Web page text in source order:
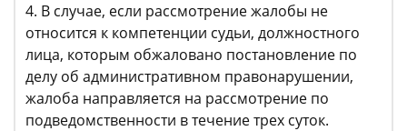
4. В случае, если рассмотрение жалобы не
относится к компетенции судьи, должностного
лица, которым обжаловано постановление по
делу об административном правонарушении,
жалоба направляется на рассмотрение по
подведомственности в течение трех суток.